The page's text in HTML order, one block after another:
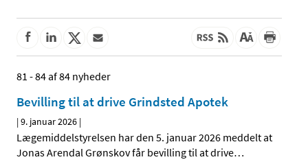
81 - 84 af 84 nyheder
Bevilling til at drive Grindsted Apotek
|9. januar 2026 |
Lægemiddelstyrelsen har den 5. januar 2026 meddelt at
Jonas Arendal Grønskov får bevilling til at drive…